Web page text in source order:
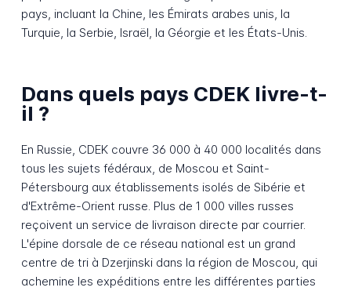
pays, incluant la Chine, les Émirats arabes unis, la
Turquie, la Serbie, Israël, la Géorgie et les États-Unis.
Dans quels pays CDEK livre-t-
il ?
En Russie, CDEK couvre 36 000 à 40 000 localités dans
tous les sujets fédéraux, de Moscou et Saint-
Pétersbourg aux établissements isolés de Sibérie et
d'Extrême-Orient russe. Plus de 1 000 villes russes
reçoivent un service de livraison directe par courrier.
L'épine dorsale de ce réseau national est un grand
centre de tri à Dzerjinski dans la région de Moscou, qui
achemine les expéditions entre les différentes parties